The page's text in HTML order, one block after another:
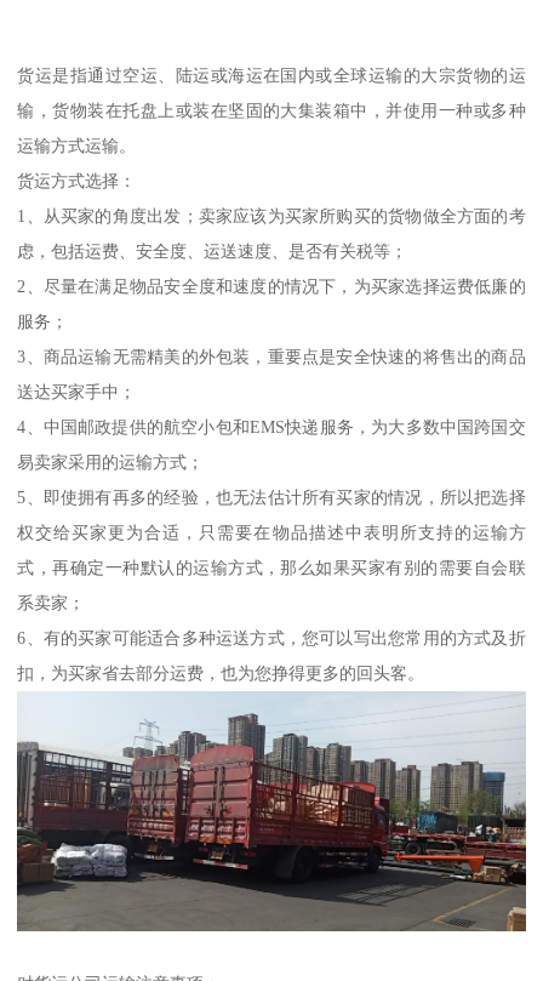
货运是指通过空运、陆运或海运在国内或全球运输的大宗货物的运
输，货物装在托盘上或装在坚固的大集装箱中，并使用一种或多种
运输方式运输。
货运方式选择：
1、从买家的角度出发；卖家应该为买家所购买的货物做全方面的考
虑，包括运费、安全度、运送速度、是否有关税等；
2、尽量在满足物品安全度和速度的情况下，为买家选择运费低廉的
服务；
3、商品运输无需精美的外包装，重要点是安全快速的将售出的商品
送达买家手中；
4、中国邮政提供的航空小包和EMS快递服务，为大多数中国跨国交
易卖家采用的运输方式；
5、即使拥有再多的经验，也无法估计所有买家的情况，所以把选择
权交给买家更为合适，只需要在物品描述中表明所支持的运输方
式，再确定一种默认的运输方式，那么如果买家有别的需要自会联
系卖家；
6、有的买家可能适合多种运送方式，您可以写出您常用的方式及折
扣，为买家省去部分运费，也为您挣得更多的回头客。